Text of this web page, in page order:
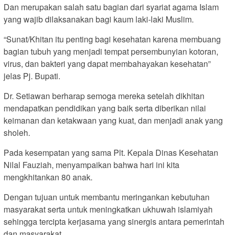
Dan merupakan salah satu bagian dari syariat agama Islam
yang wajib dilaksanakan bagi kaum laki-laki Muslim.
“Sunat/Khitan itu penting bagi kesehatan karena membuang
bagian tubuh yang menjadi tempat persembunyian kotoran,
virus, dan bakteri yang dapat membahayakan kesehatan”
jelas Pj. Bupati.
Dr. Setiawan berharap semoga mereka setelah dikhitan
mendapatkan pendidikan yang baik serta diberikan nilai
keimanan dan ketakwaan yang kuat, dan menjadi anak yang
sholeh.
Pada kesempatan yang sama Plt. Kepala Dinas Kesehatan
Nilal Fauziah, menyampaikan bahwa hari ini kita
mengkhitankan 80 anak.
Dengan tujuan untuk membantu meringankan kebutuhan
masyarakat serta untuk meningkatkan ukhuwah islamiyah
sehingga tercipta kerjasama yang sinergis antara pemerintah